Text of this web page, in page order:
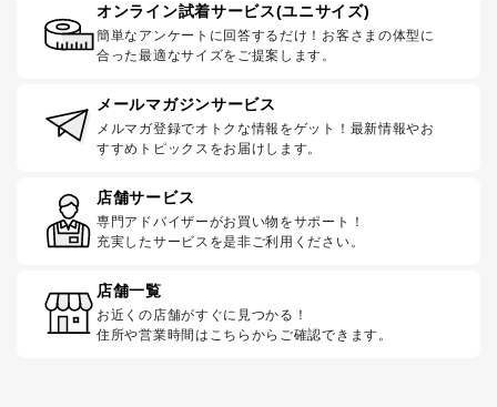
オンライン試着サービス(ユニサイズ)
簡単なアンケートに回答するだけ！お客さまの体型に
合った最適なサイズをご提案します。
メールマガジンサービス
メルマガ登録でオトクな情報をゲット！最新情報やお
すすめトピックスをお届けします。
店舗サービス
専門アドバイザーがお買い物をサポート！
充実したサービスを是非ご利用ください。
店舗一覧
お近くの店舗がすぐに見つかる！
住所や営業時間はこちらからご確認できます。